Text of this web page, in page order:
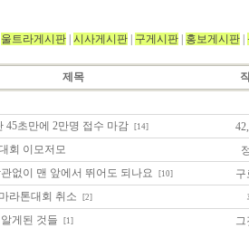
울트라게시판 시사게시판 구게시판 홍보게시판
제목
45초만에 2만명 접수 마감 [14]
회 이모저모
없이 맨 앞에서 뛰어도 되나요 [10] 구
라톤대회 취소 [2]
게된 것들 [1] 그